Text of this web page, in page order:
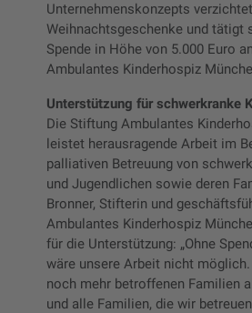
Unternehmenskonzepts
Weihnachtsgeschenke und tätigt
Spende in Höhe von 5.000 Euro
Ambulantes Kinderhospiz
Unterstützung für schwerkranke
Die Stiftung Ambulantes
leistet herausragende Arbeit im
palliativen Betreuung von
und Jugendlichen sowie deren
Bronner, Stifterin und
Ambulantes Kinderhospiz
für die Unterstützung: „Ohne
wäre unsere Arbeit nicht
noch mehr betroffenen Familien
und alle Familien, die wir